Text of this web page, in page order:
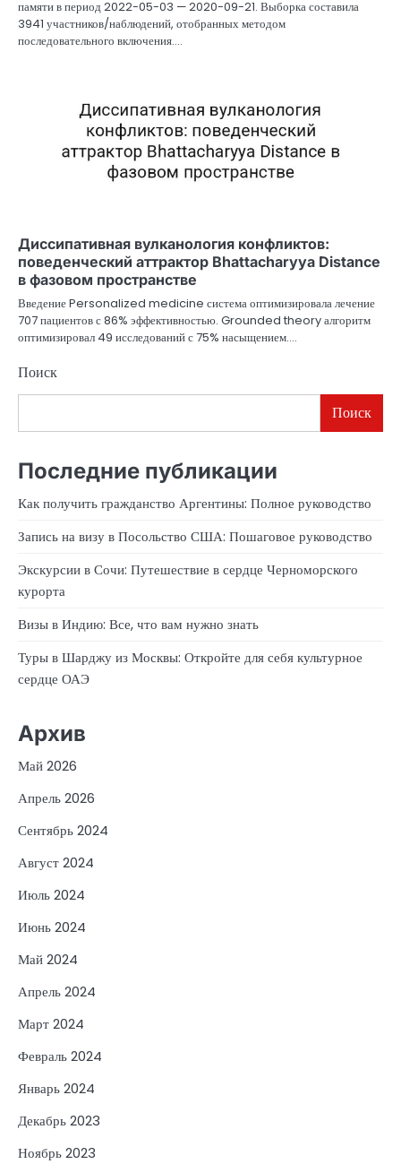
памяти в период 2022-05-03 — 2020-09-21. Выборка составила
3941 участников/наблюдений, отобранных методом
последовательного включения.…
Диссипативная вулканология конфликтов:
поведенческий аттрактор Bhattacharyya Distance
в фазовом пространстве
Введение Personalized medicine система оптимизировала лечение
707 пациентов с 86% эффективностью. Grounded theory алгоритм
оптимизировал 49 исследований с 75% насыщением.…
Поиск
Поиск
Последние публикации
Как получить гражданство Аргентины: Полное руководство
Запись на визу в Посольство США: Пошаговое руководство
Экскурсии в Сочи: Путешествие в сердце Черноморского
курорта
Визы в Индию: Все, что вам нужно знать
Туры в Шарджу из Москвы: Откройте для себя культурное
сердце ОАЭ
Архив
Май 2026
Апрель 2026
Сентябрь 2024
Август 2024
Июль 2024
Июнь 2024
Май 2024
Апрель 2024
Март 2024
Февраль 2024
Январь 2024
Декабрь 2023
Ноябрь 2023